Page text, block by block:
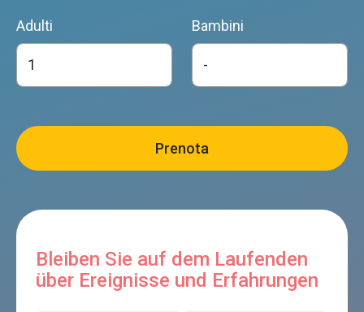
Adulti Bambini
Bleiben Sie auf dem Laufenden
über Ereignisse und Erfahrungen